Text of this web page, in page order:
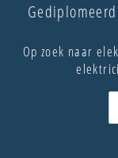
Op zoek naar